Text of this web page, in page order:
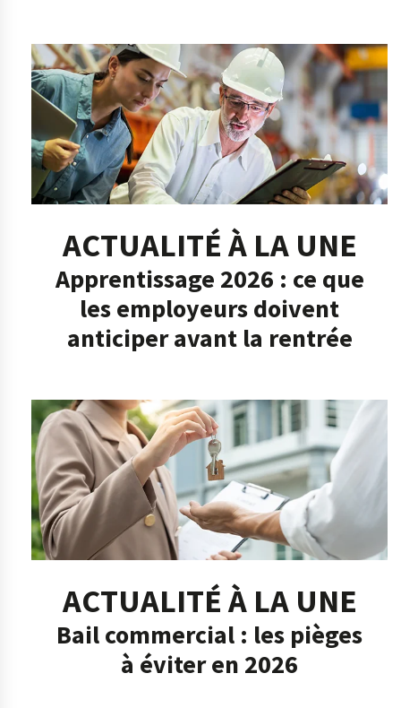
ACTUALITÉ À LA UNE
Apprentissage 2026 : ce que
les employeurs doivent
anticiper avant la rentrée
ACTUALITÉ À LA UNE
Bail commercial : les pièges
à éviter en 2026